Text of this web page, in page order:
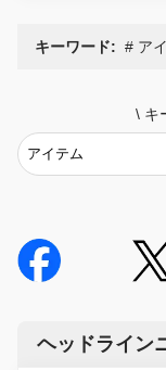
キーワード: ア
\ キ
ヘッドライン